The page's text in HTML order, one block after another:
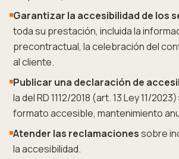
Garantizar la accesibilidad de los
toda su prestación, incluida la
precontractual, la celebración del
al cliente.
Publicar una declaración de
la del RD 1112/2018 (art. 13 Ley 11/
formato accesible, mantenimiento
Atender las reclamacionessobre
la accesibilidad.